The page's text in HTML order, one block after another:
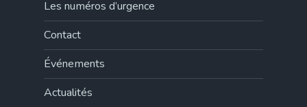
Les numéros d’urgence
Contact
Événements
Actualités